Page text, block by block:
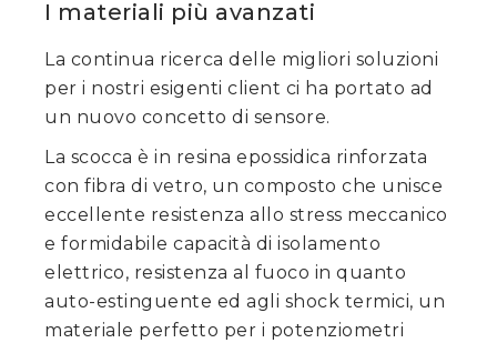
I materiali più avanzati
La continua ricerca delle migliori soluzioni
per i nostri esigenti client ci ha portato ad
un nuovo concetto di sensore.
La scocca è in resina epossidica rinforzata
con fibra di vetro, un composto che unisce
eccellente resistenza allo stress meccanico
e formidabile capacità di isolamento
elettrico, resistenza al fuoco in quanto
auto-estinguente ed agli shock termici, un
materiale perfetto per i potenziometri